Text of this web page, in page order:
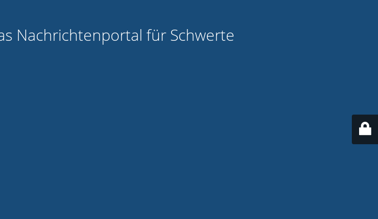
Nachrichtenportal für Schwerte